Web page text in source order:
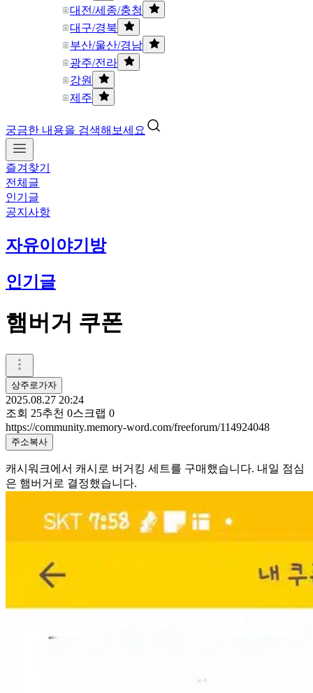
대전/세종/충청
대구/경북
부산/울산/경남
광주/전라
강원
제주
궁금한 내용을 검색해보세요
즐겨찾기
전체글
인기글
공지사항
자유이야기방
인기글
햄버거 쿠폰
상주로가자
2025.08.27 20:24
조회 25추천 0스크랩 0
https://community.memory-word.com/freeforum/114924048
주소복사
캐시워크에서 캐시로 버거킹 세트를 구매했습니다. 내일 점심
은 햄버거로 결정했습니다.